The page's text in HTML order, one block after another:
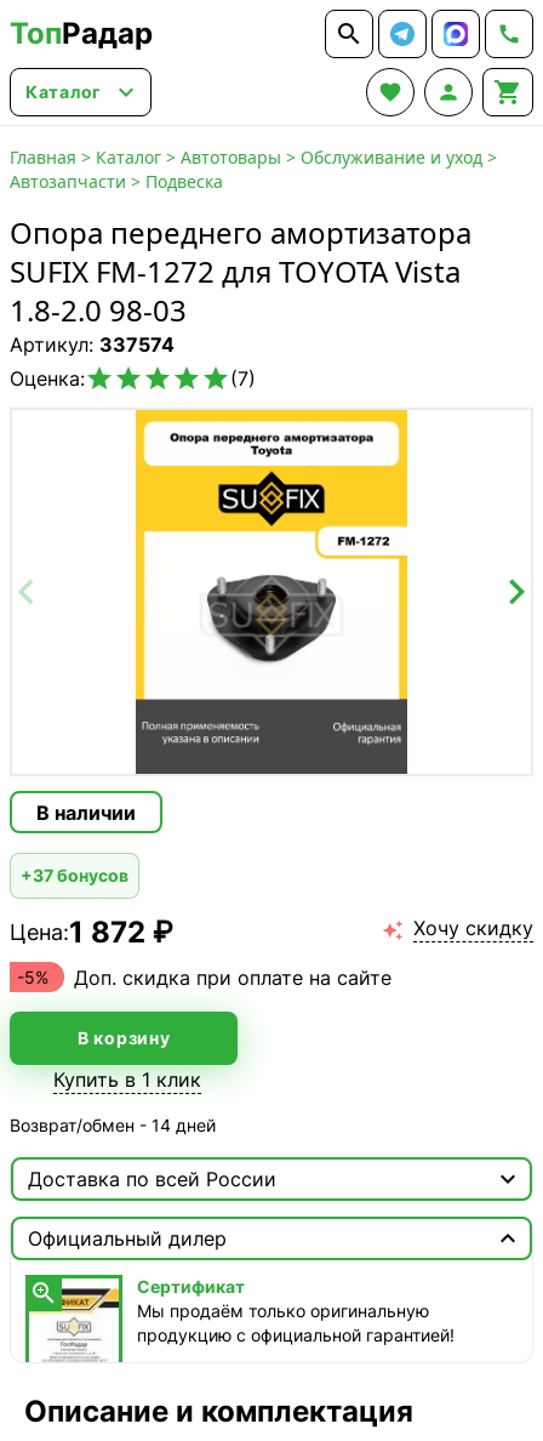
ТопРадар  
Каталог    
Главная > Каталог > Автотовары > Обслуживание и уход >
Автозапчасти > Подвеска
Опора переднего амортизатора
SUFIX FM-1272 для TOYOTA Vista
1.8-2.0 98-03
Артикул: 337574
Оценка:(7)
В наличии
+37 бонусов
Цена:1 872 ₽  Хочу скидку
-5% Доп. скидка при оплате на сайте
В корзину
Купить в 1 клик
Возврат/обмен - 14 дней
Доставка по всей России 
 Москва
ТопРадар — Курьер
сегодня, от 350 ₽
ТопРадар — Самовывоз
сегодня, бесплатно
Официальный дилер


Сертификат
Мы продаём только оригинальную
продукцию с официальной гарантией!
Описание и комплектация